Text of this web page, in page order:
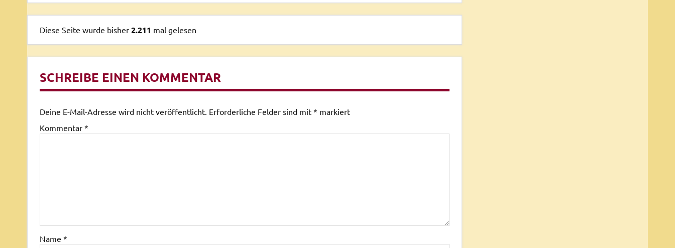
Diese Seite wurde bisher2.211 mal gelesen
SCHREIBE EINEN KOMMENTAR
Deine E-Mail-Adresse wird nicht veröffentlicht. Erforderliche Felder sind mit * markiert
Kommentar *
Name *